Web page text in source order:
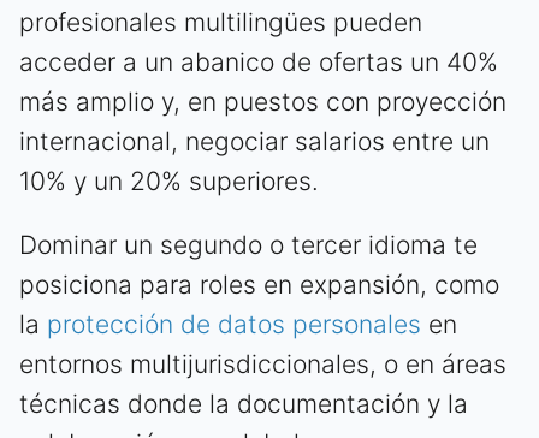
profesionales multilingües pueden
acceder a un abanico de ofertas un 40%
más amplio y, en puestos con proyección
internacional, negociar salarios entre un
10% y un 20% superiores.
Dominar un segundo o tercer idioma te
posiciona para roles en expansión, como
la protección de datos personales en
entornos multijurisdiccionales, o en áreas
técnicas donde la documentación y la